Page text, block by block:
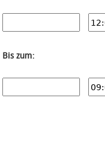
Bis zum: